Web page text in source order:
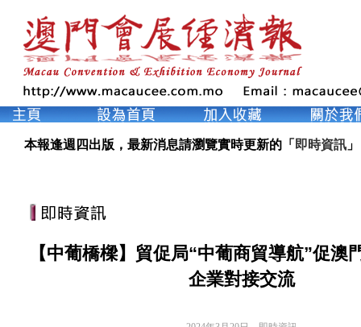
本報逢週四出版，最新消息請瀏覽實時更新的「 即時資訊 」
【中葡橋樑】貿促局“中葡商貿導航”促澳
企業對接交流